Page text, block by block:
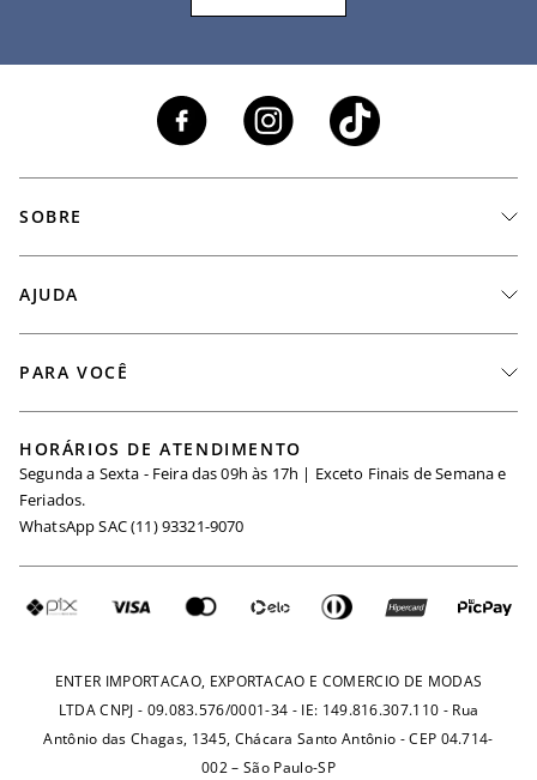
SOBRE
Seja um Revendedor
Igualdade Salarial
Requisição de Dados
AJUDA
Minha Conta
Trocas
Fretes e Tarifas
PARA VOCÊ
Maternidade
Seja um Afiliado
HORÁRIOS DE ATENDIMENTO
Segunda a Sexta - Feira das 09h às 17h | Exceto Finais de Semana e
Feriados.
WhatsApp SAC (11) 93321-9070
ENTER IMPORTACAO, EXPORTACAO E COMERCIO DE MODAS
LTDA CNPJ - 09.083.576/0001-34 - IE: 149.816.307.110 - Rua
Antônio das Chagas, 1345, Chácara Santo Antônio - CEP 04.714-
002 – São Paulo-SP